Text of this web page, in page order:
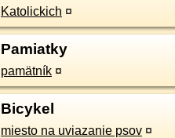
Katolickich ¤
Pamiatky
pamätník ¤
Bicykel
miesto na uviazanie psov ¤